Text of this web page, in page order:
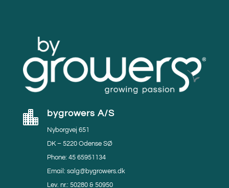
 bygrowers A/S
Nyborgvej 651
DK – 5220 Odense SØ
Phone: 45 65951134
Email: salg@bygrowers.dk
Lev. nr.: 50280 & 50950